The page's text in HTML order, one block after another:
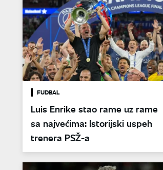
FUDBAL
Luis Enrike stao rame uz rame
sa najvećima: Istorijski uspeh
trenera PSŽ-a